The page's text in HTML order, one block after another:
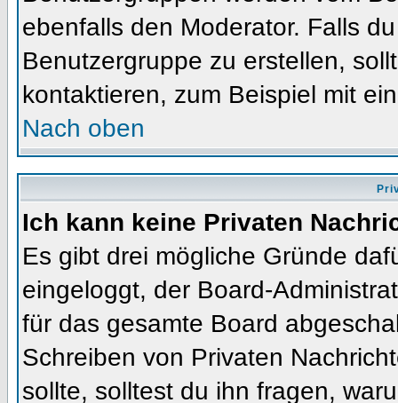
ebenfalls den Moderator. Falls
Benutzergruppe zu erstellen,
kontaktieren, zum Beispiel mit
Nach oben
Ich kann keine Privaten
Es gibt drei mögliche Gründe
eingeloggt, der Board-
für das gesamte Board
Schreiben von Privaten
sollte, solltest du ihn fragen,